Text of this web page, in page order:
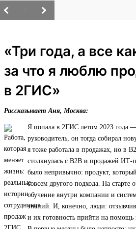
«Три года, а все
за что я люблю
в 2ГИС»
Рассказывает Аня, Москва:
Я попала в 2ГИС летом 2023 года
руководитель, он тогда собирал
я тоже работала в продажах, но в
столкнулась с B2B и продажей
было непривычно: продукт, который
совсем другого подхода. На старте
обучение внутри компании и
знаний. И, конечно, люди:
и их готовность прийти на